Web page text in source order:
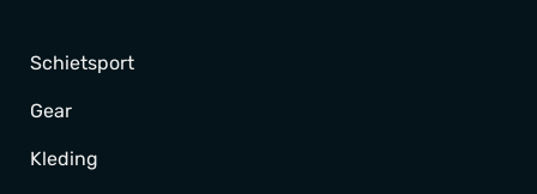
Schietsport
Gear
Kleding